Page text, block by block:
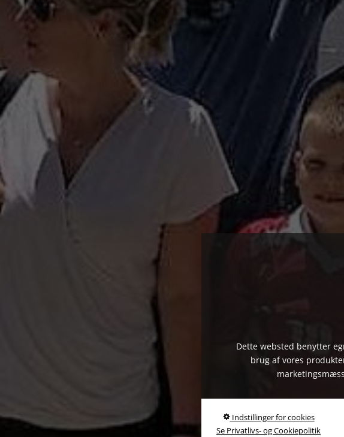
Dette websted benytter
brug af vores
Indstillinger for cookies
Se Privatlivs- og Cookiepolitik